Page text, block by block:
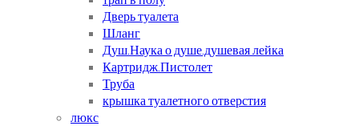
Дверь туалета
Шланг
Душ.Наука о душе.душевая лейка
Картридж.Пистолет
Труба
крышка туалетного отверстия
люкс